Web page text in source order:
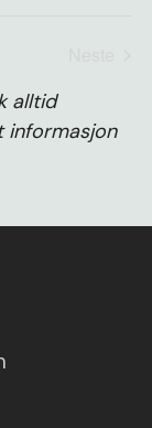
alltid
informasjon